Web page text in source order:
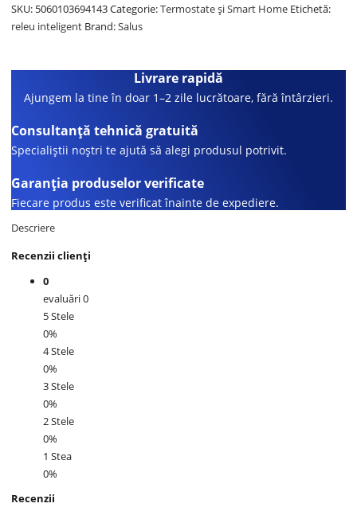
SKU: 5060103694143Categorie:Termostate și Smart Home Etichetă:
releu inteligent Brand:Salus
Livrare rapidă
Ajungem la tine în doar 1–2 zile lucrătoare, fără întârzieri.
Consultanță tehnică gratuită
Specialiștii noștri te ajută să alegi produsul potrivit.
Garanția produselor verificate
Fiecare produs este verificat înainte de expediere.
Descriere
Recenzii clienți
0
evaluări 0
5 Stele
0%
4 Stele
0%
3 Stele
0%
2 Stele
0%
1 Stea
0%
Recenzii